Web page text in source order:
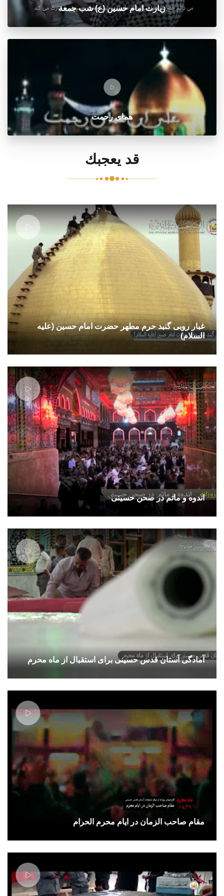
زيارت امام حسين (ع) شب جمعة
هماى رحمت
قد يعجبك
غبار روبی گنبد حرم مطهر حضرت امام حسین (علیه
السلام)
اندوه و ماتم در صحن حسینی
آمادگی آستان قدس حسینی برای استقبال از ماه محرم
مقام صاحب الزمان در ایام محرم الحرام